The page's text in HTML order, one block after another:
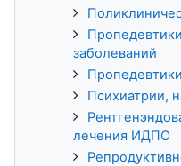
заболеваний
Психиатрии,
лечения ИДПО